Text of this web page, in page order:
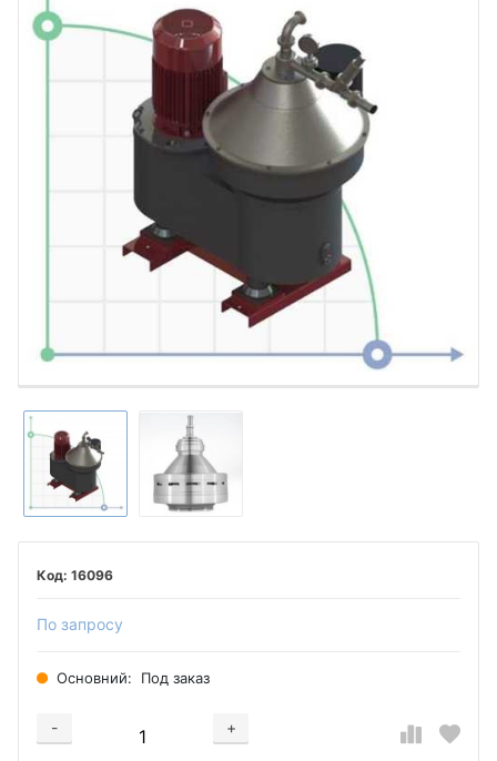
16096
По запросу
Основний: Под заказ
-
+
Добавляется...
Добавлен